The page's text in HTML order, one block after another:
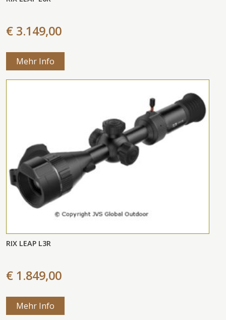
€ 3.149,00
Mehr Info
RIX LEAP L3R
€ 1.849,00
Mehr Info